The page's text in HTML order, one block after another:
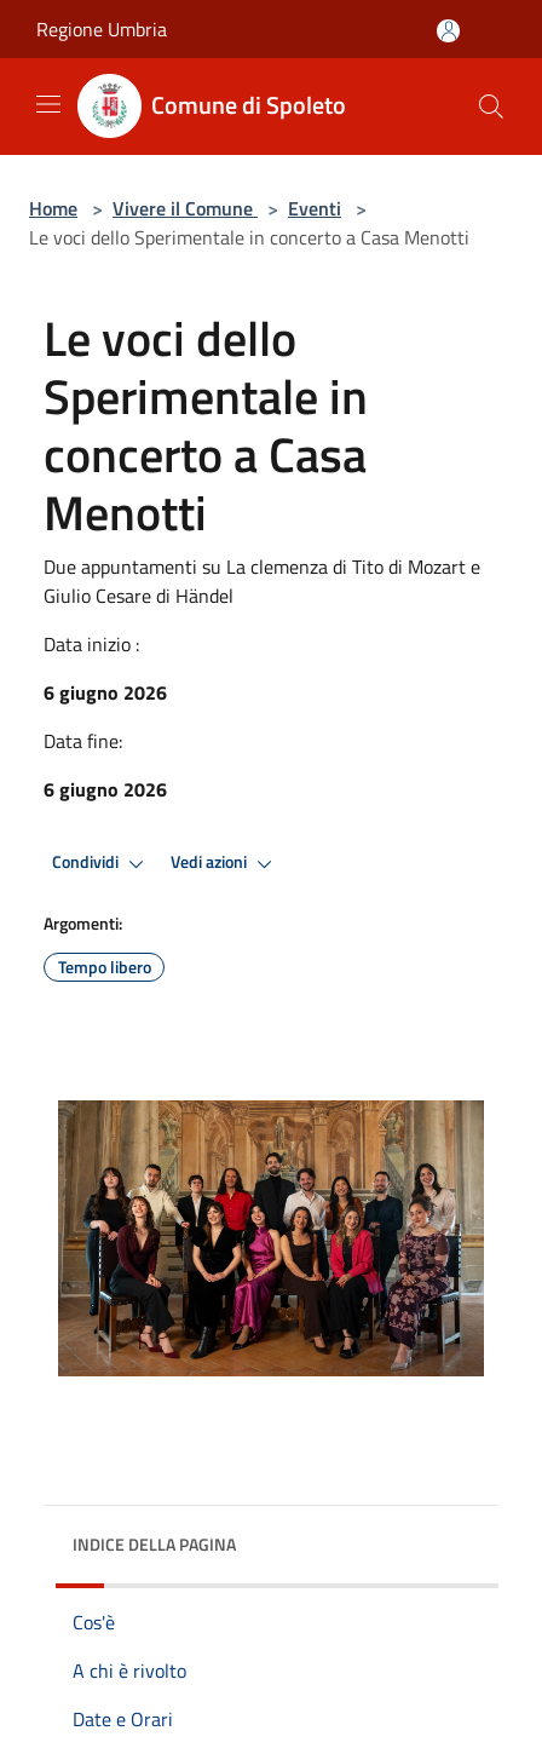
Regione Umbria
Comune di Spoleto
Home > Vivere il Comune > Eventi >
Le voci dello Sperimentale in concerto a Casa Menotti
Le voci dello
Sperimentale in
concerto a Casa
Menotti
Due appuntamenti su La clemenza di Tito di Mozart e
Giulio Cesare di Händel
Data inizio :
6 giugno 2026
Data fine:
6 giugno 2026
Condividi Vedi azioni
Argomenti:
Tempo libero
INDICE DELLA PAGINA
Cos'è
A chi è rivolto
Date e Orari